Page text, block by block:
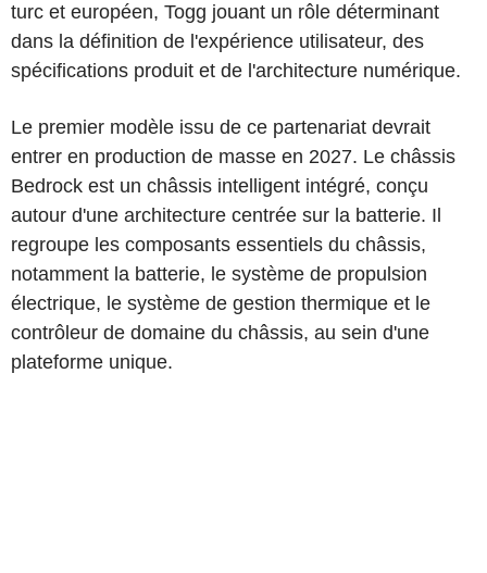
turc et européen, Togg jouant un rôle déterminant
dans la définition de l'expérience utilisateur, des
spécifications produit et de l'architecture numérique.
Le premier modèle issu de ce partenariat devrait
entrer en production de masse en 2027. Le châssis
Bedrock est un châssis intelligent intégré, conçu
autour d'une architecture centrée sur la batterie. Il
regroupe les composants essentiels du châssis,
notamment la batterie, le système de propulsion
électrique, le système de gestion thermique et le
contrôleur de domaine du châssis, au sein d'une
plateforme unique.